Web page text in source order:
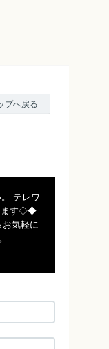
プへ戻る
テレワ
ます◇◆
気軽に